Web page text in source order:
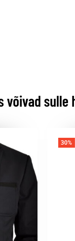
võivad sulle
30%